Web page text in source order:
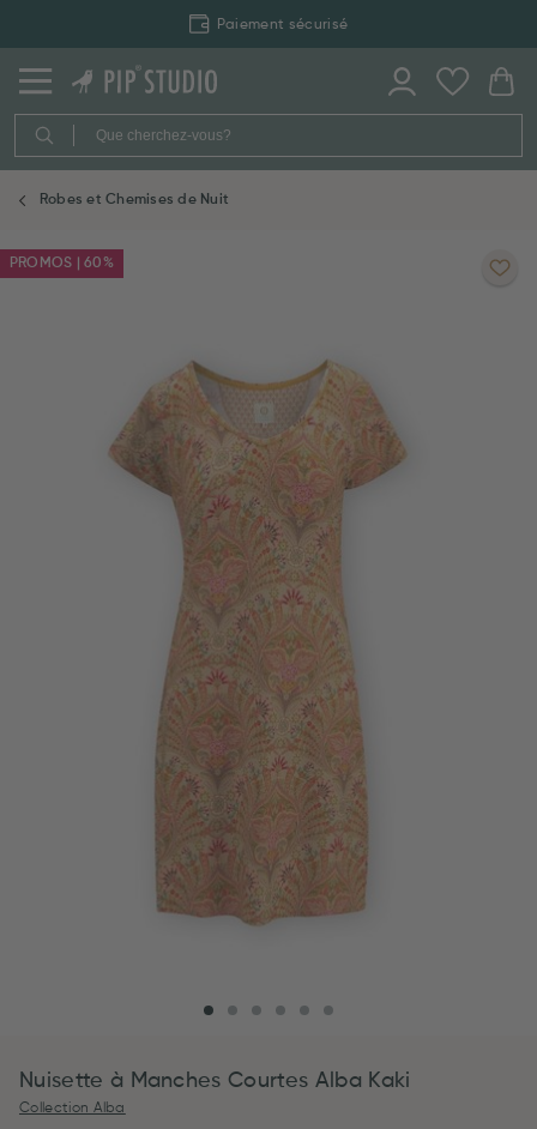
Paiement sécurisé
Robes et Chemises de Nuit
PROMOS | 60%
Nuisette à Manches Courtes Alba Kaki
Collection Alba